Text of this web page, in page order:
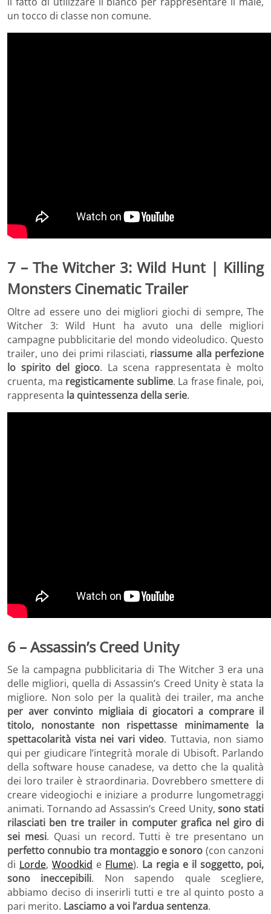
un tocco di classe non comune.
7 – The Witcher 3: Wild Hunt | Killing
Monsters Cinematic Trailer
Oltre ad essere uno dei migliori giochi di sempre, The
Witcher 3: Wild Hunt ha avuto una delle migliori
campagne pubblicitarie del mondo videoludico. Questo
trailer, uno dei primi rilasciati, riassume alla perfezione
lo spirito del gioco. La scena rappresentata è molto
cruenta, ma registicamente sublime. La frase finale, poi,
rappresenta la quintessenza della serie.
6 – Assassin’s Creed Unity
Se la campagna pubblicitaria di The Witcher 3 era una
delle migliori, quella di Assassin’s Creed Unity è stata la
migliore. Non solo per la qualità dei trailer, ma anche
per aver convinto migliaia di giocatori a comprare il
titolo, nonostante non rispettasse minimamente la
spettacolarità vista nei vari video. Tuttavia, non siamo
qui per giudicare l’integrità morale di Ubisoft. Parlando
della software house canadese, va detto che la qualità
dei loro trailer è straordinaria. Dovrebbero smettere di
creare videogiochi e iniziare a produrre lungometraggi
animati. Tornando ad Assassin’s Creed Unity,sono stati
rilasciati ben tre trailer in computer grafica nel giro di
sei mesi. Quasi un record. Tutti è tre presentano un
perfetto connubio tra montaggio e sonoro (con canzoni
di Lorde, Woodkid e Flume). La regia e il soggetto, poi,
sono ineccepibili. Non sapendo quale scegliere,
abbiamo deciso di inserirli tutti e tre al quinto posto a
pari merito. Lasciamo a voi l’ardua sentenza.